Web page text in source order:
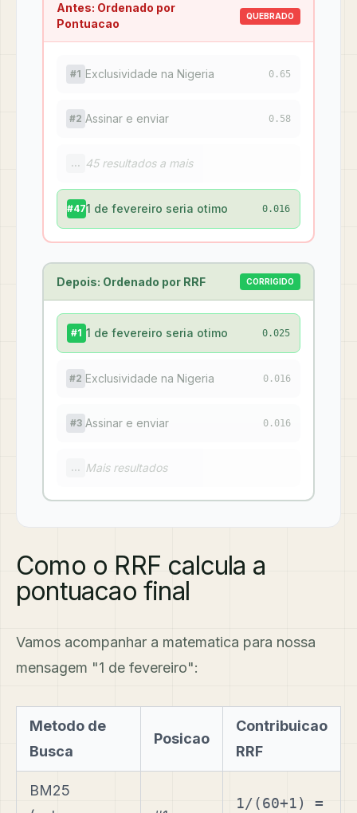
Antes: Ordenado por
Pontuacao
QUEBRADO
#1 Exclusividade na Nigeria 0.65
#2 Assinar e enviar 0.58
... 45 resultados a mais
#471 de fevereiro seria otimo 0.016
Depois: Ordenado por RRF CORRIGIDO
#1 1 de fevereiro seria otimo 0.025
#2 Exclusividade na Nigeria 0.016
#3 Assinar e enviar 0.016
... Mais resultados
Como o RRF calcula a
pontuacao final
Vamos acompanhar a matematica para nossa
mensagem "1 de fevereiro":
Metodo de
Busca
Posicao
Contribuicao
RRF
BM25
1/(60+1) =